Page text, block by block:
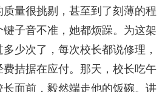
量很挑剔，甚至到了刻薄的程
子音不准，她都烦躁。为这架
少次了，每次校长都说修理，
拮据在应付。那天，校长吃午
面前，毅然端走他的饭碗。讲